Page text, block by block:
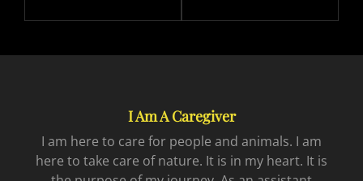
I Am A Caregiver
I am here to care for people and animals. I am
here to take care of nature. It is in my heart. It is